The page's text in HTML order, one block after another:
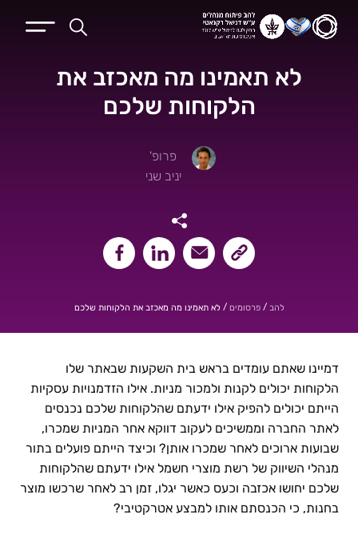
לא תאמינו מה מאכזב את
הלקוחות שלכם
פרופ'
יניב שני
שיתוף קישור העמוד
שיתוף במיילשיתוף בלינקאדיןשיתוף בפייסבוק
להב /פרסומים /לא תאמינו מה מאכזב את הלקוחות שלכם
לא תאמינו מה מאכזב את הלקוחות שלכם | פרופ' יניב שני
דמיינו שאתם עומדים בראש בית השקעות שבאתר שלו
הלקוחות יכולים לקנות ולמכור מניות. אילו הזדמנויות עסקיות
הייתם יכולים להפיק אילו ידעתם שהלקוחות שלכם נכנסים
לאתר החברה וממשיכים לעקוב דווקא אחר המניות שמכרו,
שבועות ארוכים לאחר שמכרו אותן? וכיצד הייתם פועלים בתור
מנהלי השיווק של רשת מוצרי חשמל אילו ידעתם שהלקוחות
שלכם יחושו אכזבה וכעס כאשר יגלו, זמן רב לאחר שרכשו מוצר
בחנות, כי הכנסתם אותו למבצע אטרקטיבי?